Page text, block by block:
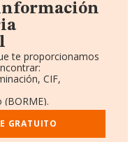
te proporcionamos
CIF,
y Empleados.
GRATUITO